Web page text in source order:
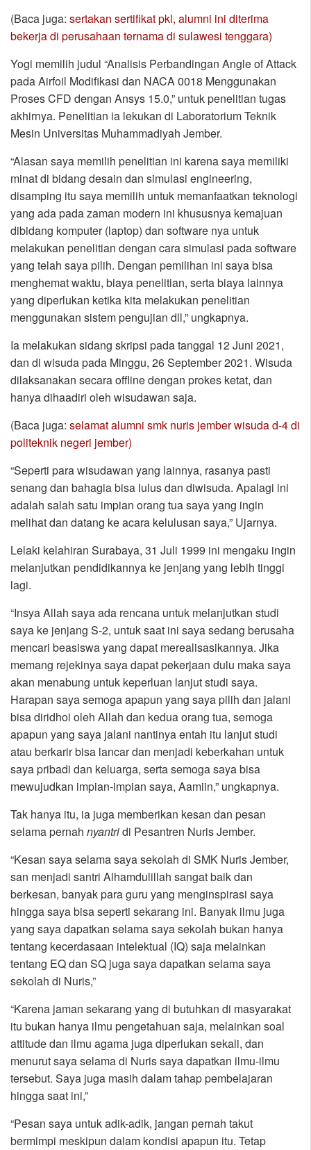
(Baca juga: sertakan sertifikat pkl, alumni ini diterima
bekerja di perusahaan ternama di sulawesi tenggara)
Yogi memilih judul “Analisis Perbandingan Angle of Attack
pada Airfoil Modifikasi dan NACA 0018 Menggunakan
Proses CFD dengan Ansys 15.0,” untuk penelitian tugas
akhirnya. Penelitian ia lekukan di Laboratorium Teknik
Mesin Universitas Muhammadiyah Jember.
“Alasan saya memilih penelitian ini karena saya memiliki
minat di bidang desain dan simulasi engineering,
disamping itu saya memilih untuk memanfaatkan teknologi
yang ada pada zaman modern ini khususnya kemajuan
dibidang komputer (laptop) dan software nya untuk
melakukan penelitian dengan cara simulasi pada software
yang telah saya pilih. Dengan pemilihan ini saya bisa
menghemat waktu, biaya penelitian, serta biaya lainnya
yang diperlukan ketika kita melakukan penelitian
menggunakan sistem pengujian dll,” ungkapnya.
Ia melakukan sidang skripsi pada tanggal 12 Juni 2021,
dan di wisuda pada Minggu, 26 September 2021. Wisuda
dilaksanakan secara offline dengan prokes ketat, dan
hanya dihaadiri oleh wisudawan saja.
(Baca juga: selamat alumni smk nuris jember wisuda d-4 di
politeknik negeri jember)
“Seperti para wisudawan yang lainnya, rasanya pasti
senang dan bahagia bisa lulus dan diwisuda. Apalagi ini
adalah salah satu impian orang tua saya yang ingin
melihat dan datang ke acara kelulusan saya,” Ujarnya.
Lelaki kelahiran Surabaya, 31 Juli 1999 ini mengaku ingin
melanjutkan pendidikannya ke jenjang yang lebih tinggi
lagi.
“Insya Allah saya ada rencana untuk melanjutkan studi
saya ke jenjang S-2, untuk saat ini saya sedang berusaha
mencari beasiswa yang dapat merealisasikannya. Jika
memang rejekinya saya dapat pekerjaan dulu maka saya
akan menabung untuk keperluan lanjut studi saya.
Harapan saya semoga apapun yang saya pilih dan jalani
bisa diridhoi oleh Allah dan kedua orang tua, semoga
apapun yang saya jalani nantinya entah itu lanjut studi
atau berkarir bisa lancar dan menjadi keberkahan untuk
saya pribadi dan keluarga, serta semoga saya bisa
mewujudkan impian-impian saya, Aamiin,” ungkapnya.
Tak hanya itu, ia juga memberikan kesan dan pesan
selama pernah nyantridi Pesantren Nuris Jember.
“Kesan saya selama saya sekolah di SMK Nuris Jember,
san menjadi santri Alhamdulillah sangat baik dan
berkesan, banyak para guru yang menginspirasi saya
hingga saya bisa seperti sekarang ini. Banyak ilmu juga
yang saya dapatkan selama saya sekolah bukan hanya
tentang kecerdasaan intelektual (IQ) saja melainkan
tentang EQ dan SQ juga saya dapatkan selama saya
sekolah di Nuris,”
“Karena jaman sekarang yang di butuhkan di masyarakat
itu bukan hanya ilmu pengetahuan saja, melainkan soal
attitude dan ilmu agama juga diperlukan sekali, dan
menurut saya selama di Nuris saya dapatkan ilmu-ilmu
tersebut. Saya juga masih dalam tahap pembelajaran
hingga saat ini,”
“Pesan saya untuk adik-adik, jangan pernah takut
bermimpi meskipun dalam kondisi apapun itu. Tetap